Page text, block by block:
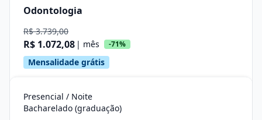
Odontologia
R$ 3.739,00
R$ 1.072,08 | mês -71%
Mensalidade grátis
Presencial / Noite
Bacharelado (graduação)